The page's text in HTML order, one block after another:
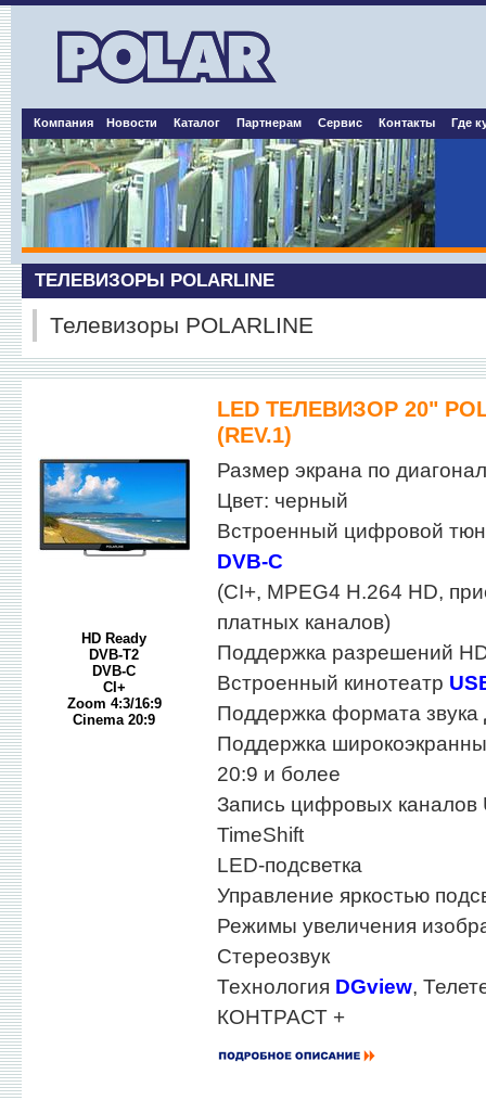
Компания Новости Каталог Партнерам Сервис Контакты Где
ТЕЛЕВИЗОРЫ POLARLINE
Телевизоры POLARLINE
LED ТЕЛЕВИЗОР 20"
(REV.1)
HD Ready
DVB-T2
DVB-C
CI+
Zoom 4:3/16:9
Cinema 20:9
Размер экрана по
Цвет: черный
Встроенный цифровой
DVB-C
(CI+, MPEG4 H.264 HD,
платных каналов)
Поддержка разрешений
Встроенный кинотеатр
Поддержка формата звука
Поддержка
20:9 и более
Запись цифровых каналов
TimeShift
LED-подсветка
Управление яркостью
Режимы увеличения
Стереозвук
Технология DGview,
КОНТРАСТ +